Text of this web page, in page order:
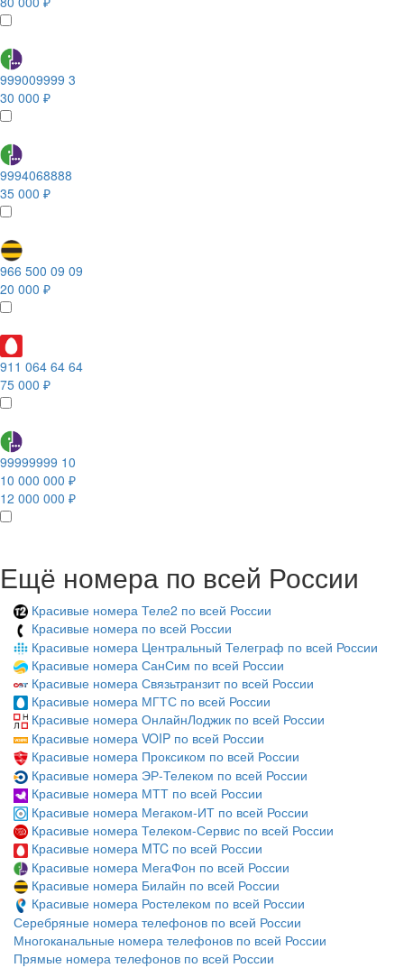
999009999 3
30 000 ₽
9994068888
35 000 ₽
966 500 09 09
20 000 ₽
911 064 64 64
75 000 ₽
99999999 10
10 000 000 ₽
12 000 000 ₽
Ещё номера по всей России
Красивые номера Теле2 по всей России
Красивые номера по всей России
Красивые номера Центральный Телеграф по всей России
Красивые номера СанСим по всей России
Красивые номера Связьтранзит по всей России
Красивые номера МГТС по всей России
Красивые номера ОнлайнЛоджик по всей России
Красивые номера VOIP по всей России
Красивые номера Проксиком по всей России
Красивые номера ЭР-Телеком по всей России
Красивые номера МТТ по всей России
Красивые номера Мегаком-ИТ по всей России
Красивые номера Телеком-Сервис по всей России
Красивые номера MTC по всей России
Красивые номера МегаФон по всей России
Красивые номера Билайн по всей России
Красивые номера Ростелеком по всей России
Серебряные номера телефонов по всей России
Многоканальные номера телефонов по всей России
Прямые номера телефонов по всей России